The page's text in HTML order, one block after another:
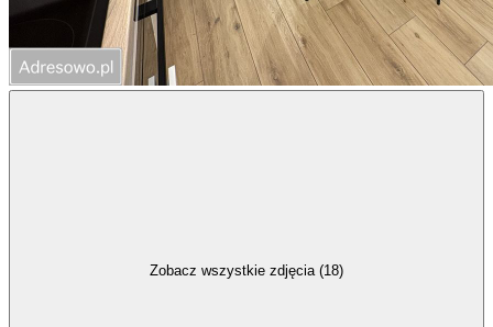
Zobacz wszystkie zdjęcia (18)